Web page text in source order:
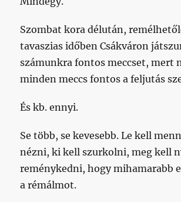
Szombat kora délután,
tavaszias időben Csákváron
számunkra fontos meccset, mert
minden meccs fontos a feljutás
És kb. ennyi.
Se több, se kevesebb. Le kell
nézni, ki kell szurkolni, meg kell
reménykedni, hogy mihamarabb
a rémálmot.